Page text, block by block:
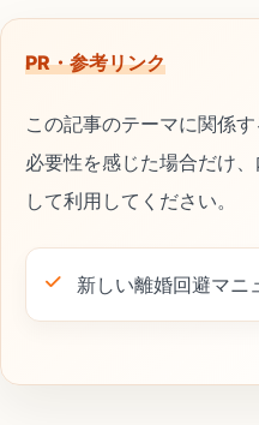
PR・参考リンク
この記事のテーマに関係す
必要性を感じた場合だけ
して利用してください。
新しい離婚回避マニ